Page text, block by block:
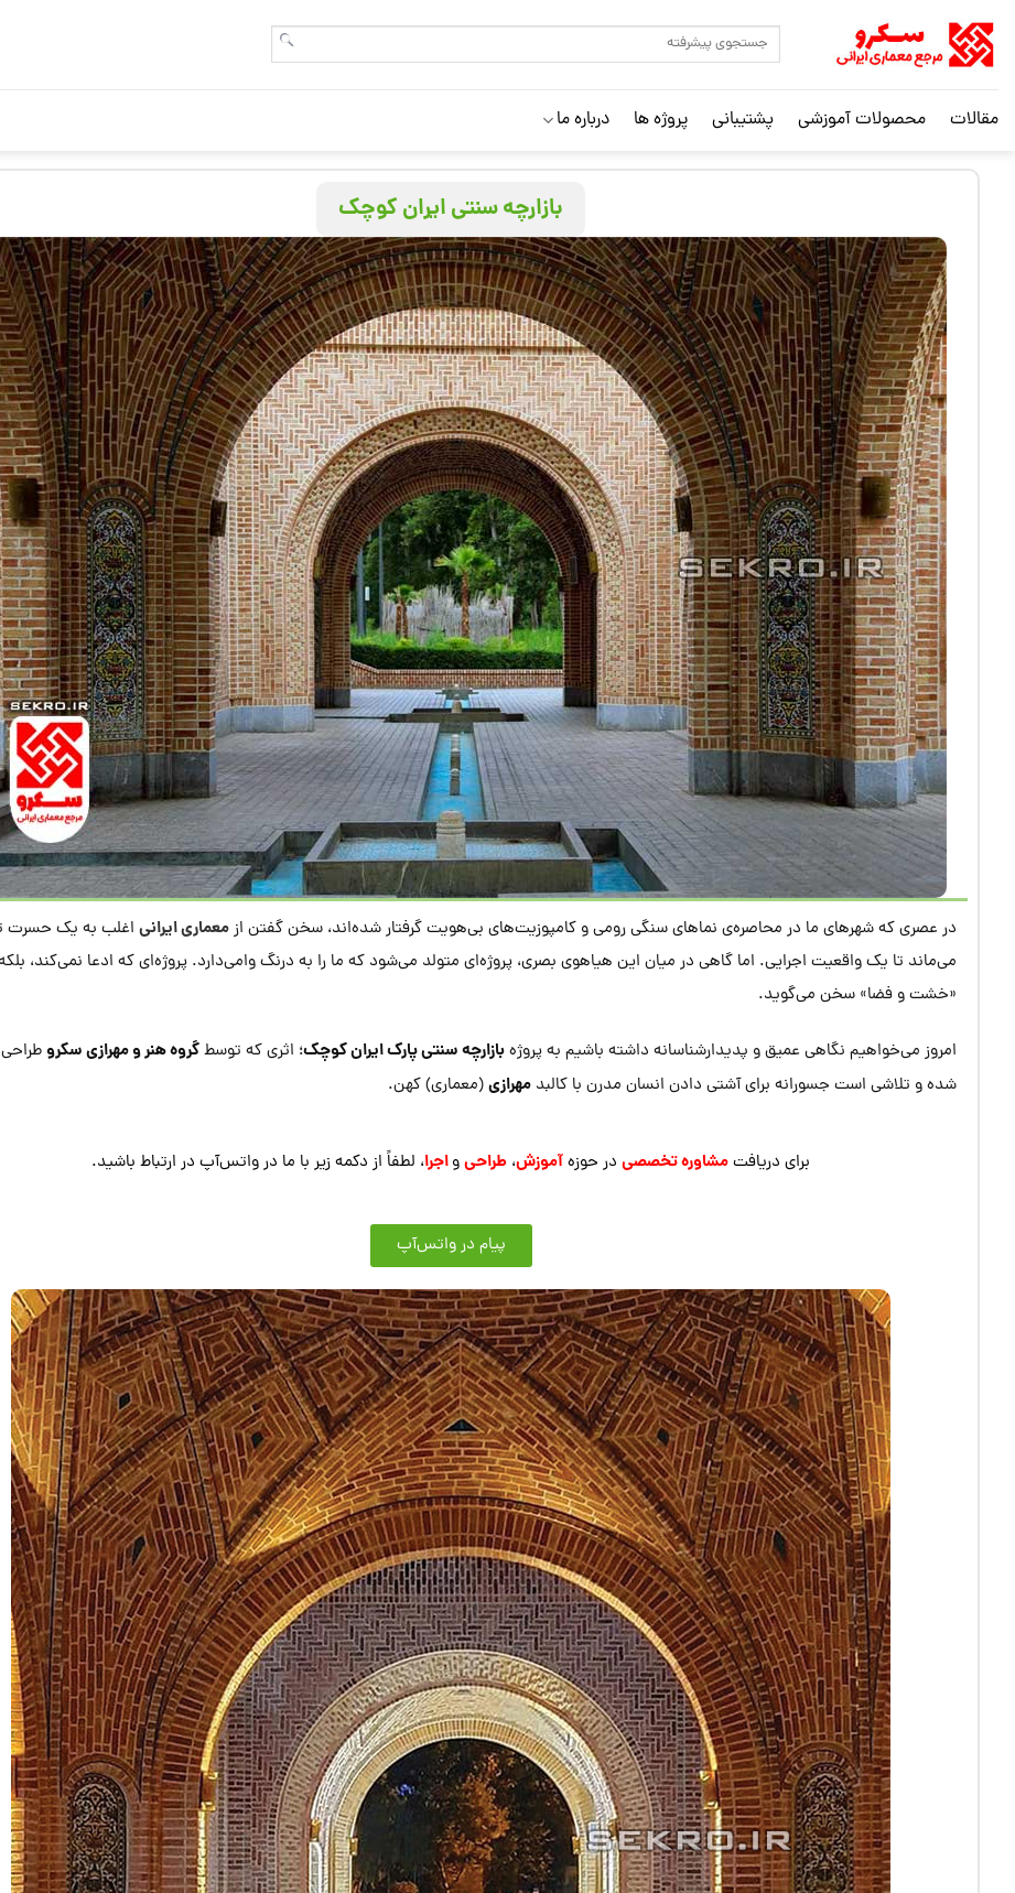
مقالات محصولات آموزشی پشتیبانی پروژه ها درباره ما
بازارچه سنتی ایران کوچک
در عصری که شهرهای ما در محاصره‌ی نماهای سنگی رومی و کامپوزیت‌های بی‌هویت گرفتار شده‌اند، سخن گفتن ازمعماری ایرانی اغلب به یک حسرت
می‌ماند تا یک واقعیت اجرایی. اما گاهی در میان این هیاهوی بصری، پروژه‌ای متولد می‌شود که ما را به درنگ وا‌می‌دارد. پروژه‌ای که ادعا نمی‌کند، بلکه
«خشت و فضا» سخن می‌گوید.
امروز می‌خواهیم نگاهی عمیق و پدیدارشناسانه داشته باشیم به پروژهبازارچه سنتی پارک ایران کوچک؛ اثری که توسطگروه هنر و مهرازی سکروطراحی
شده و تلاشی است جسورانه برای آشتی دادن انسان مدرن با کالبدمهرازی(معماری) کهن.
برای دریافتمشاوره تخصصی در حوزهآموزش، طراحیواجرا، لطفاً از دکمه زیر با ما در واتس‌آپ در ارتباط باشید.
پیام در واتس‌آپ